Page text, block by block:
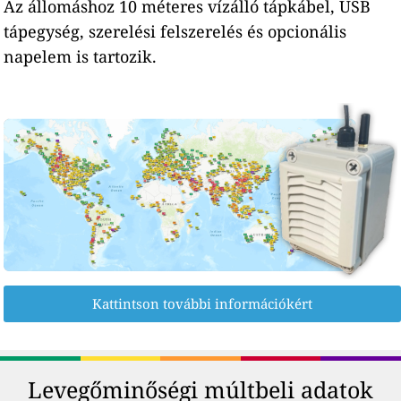
Az állomáshoz 10 méteres vízálló tápkábel, USB
tápegység, szerelési felszerelés és opcionális
napelem is tartozik.
Kattintson további információkért
Levegőminőségi múltbeli adatok